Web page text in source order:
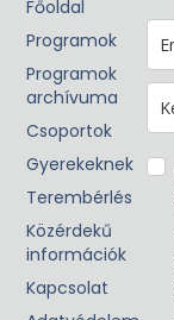
Főoldal
Programok
Programok
archívuma
Csoportok
Gyerekeknek
Terembérlés
Közérdekű
információk
Kapcsolat